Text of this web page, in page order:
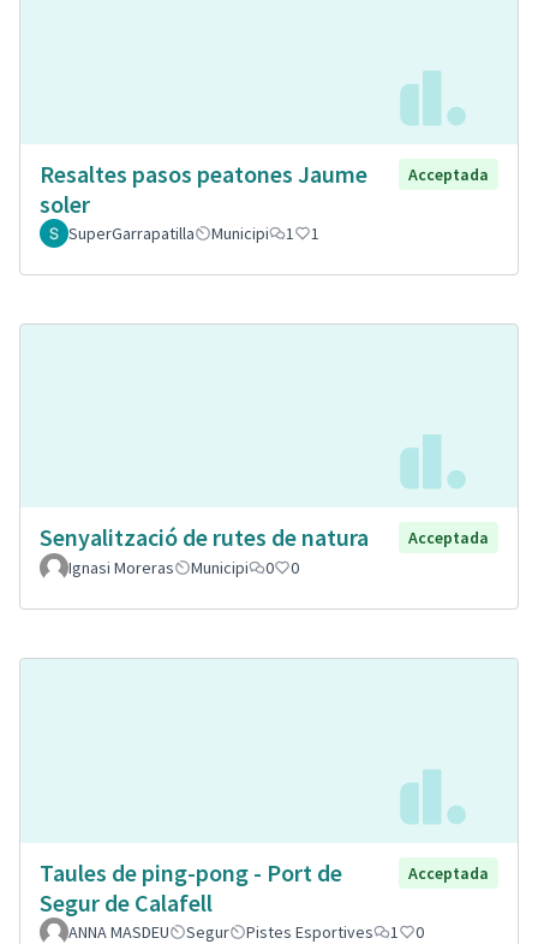
Resaltes pasos peatones Jaume
soler
Acceptada
SuperGarrapatilla Municipi 1 1
Senyalització de rutes de natura
Acceptada
Ignasi Moreras
Municipi 0 0
Taules de ping-pong - Port de
Segur de Calafell
Acceptada
ANNA MASDEU Segur Pistes Esportives 1 0